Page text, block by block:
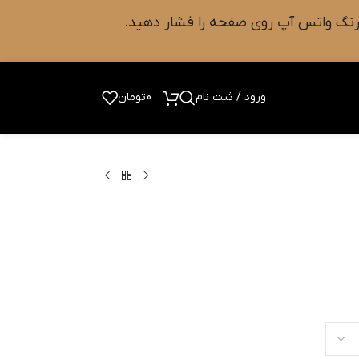
ورود / ثبت نام 0تومان